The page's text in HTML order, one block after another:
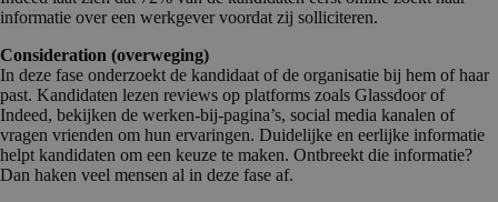
informatie over een werkgever voordat zij solliciteren.
Consideration (overweging)
In deze fase onderzoekt de kandidaat of de organisatie bij hem of haar
past. Kandidaten lezen reviews op platforms zoals Glassdoor of
Indeed, bekijken de werken-bij-pagina’s, social media kanalen of
vragen vrienden om hun ervaringen. Duidelijke en eerlijke informatie
helpt kandidaten om een keuze te maken. Ontbreekt die informatie?
Dan haken veel mensen al in deze fase af.